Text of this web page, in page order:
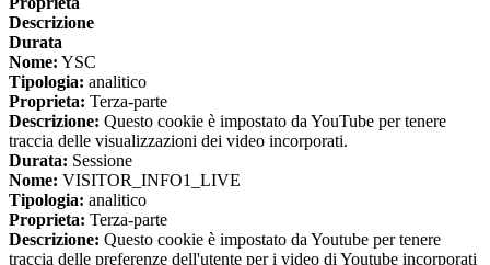
Descrizione
Durata
Nome: YSC
Tipologia: analitico
Proprieta: Terza-parte
Descrizione: Questo cookie è impostato da YouTube per tenere
traccia delle visualizzazioni dei video incorporati.
Durata: Sessione
Nome: VISITOR_INFO1_LIVE
Tipologia: analitico
Proprieta: Terza-parte
Descrizione: Questo cookie è impostato da Youtube per tenere
traccia delle preferenze dell'utente per i video di Youtube incorporati